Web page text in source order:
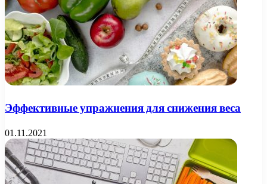
Эффективные упражнения для снижения веса
01.11.2021